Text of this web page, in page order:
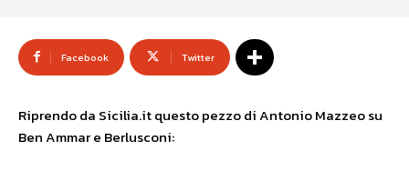
Facebook Twitter
Riprendo da Sicilia.it questo pezzo di Antonio Mazzeo su
Ben Ammar e Berlusconi: